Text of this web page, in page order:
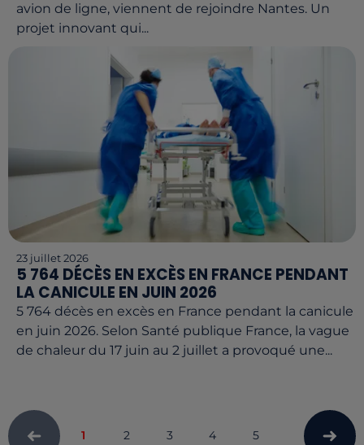
avion de ligne, viennent de rejoindre Nantes. Un
projet innovant qui...
23 juillet 2026
5 764 DÉCÈS EN EXCÈS EN FRANCE PENDANT
LA CANICULE EN JUIN 2026
5 764 décès en excès en France pendant la canicule
en juin 2026. Selon Santé publique France, la vague
de chaleur du 17 juin au 2 juillet a provoqué une...
1 2 3 4 5